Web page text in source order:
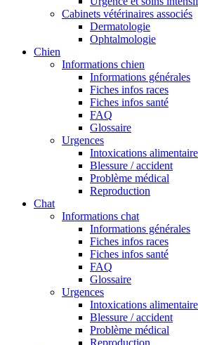
Cabinets vétérinaires associés
Dermatologie
Ophtalmologie
Chien
Informations chien
Informations générales
Fiches infos races
Fiches infos santé
FAQ
Glossaire
Urgences
Intoxications
Blessure / accident
Problème médical
Reproduction
Chat
Informations chat
Informations générales
Fiches infos races
Fiches infos santé
FAQ
Glossaire
Urgences
Intoxications
Blessure / accident
Problème médical
Reproduction